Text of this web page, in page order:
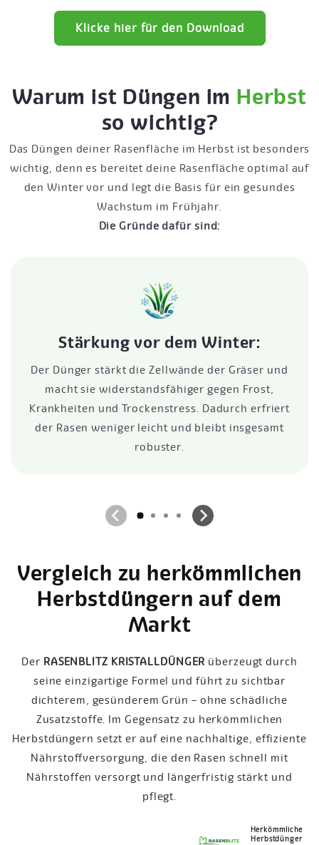
Klicke hier für den Download
Warum ist Düngen im Herbst
so wichtig?
Das Düngen deiner Rasenfläche im Herbst ist besonders
wichtig, denn es bereitet deine Rasenfläche optimal auf
den Winter vor und legt die Basis für ein gesundes
Wachstum im Frühjahr.
Die Gründe dafür sind:
Stärkung vor dem Winter:
Der Dünger stärkt die Zellwände der Gräser und
macht sie widerstandsfähiger gegen Frost,
Krankheiten und Trockenstress. Dadurch erfriert
der Rasen weniger leicht und bleibt insgesamt
robuster.
Vergleich zu herkömmlichen
Herbstdüngern auf dem
Markt
Der RASENBLITZ KRISTALLDÜNGER überzeugt durch
seine einzigartige Formel und führt zu sichtbar
dichterem, gesünderem Grün – ohne schädliche
Zusatzstoffe. Im Gegensatz zu herkömmlichen
Herbstdüngern setzt er auf eine nachhaltige, effiziente
Nährstoffversorgung, die den Rasen schnell mit
Nährstoffen versorgt und längerfristig stärkt und
pflegt.
Herkömmliche
Herbstdünger